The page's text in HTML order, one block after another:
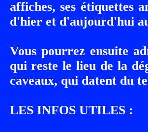
affiches, ses étiquettes
d'hier et d'aujourd'hui
Vous pourrez ensuite
qui reste le lieu de la
caveaux, qui datent du
LES INFOS UTILES :